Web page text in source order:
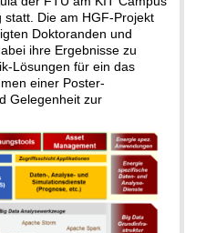
Die am HGF-Projekt
Doktoranden und
ihre Ergebnisse zu
Lösungen für ein das
einer Poster-
Gelegenheit zur